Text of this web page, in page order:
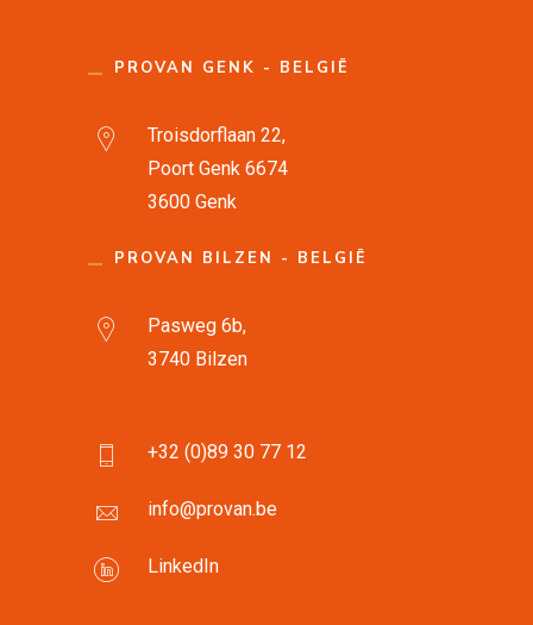
PROVAN GENK - BELGIË
Troisdorflaan 22,
Poort Genk 6674
3600 Genk
PROVAN BILZEN - BELGIË
Pasweg 6b,
3740 Bilzen
+32 (0)89 30 77 12
info@provan.be
LinkedIn